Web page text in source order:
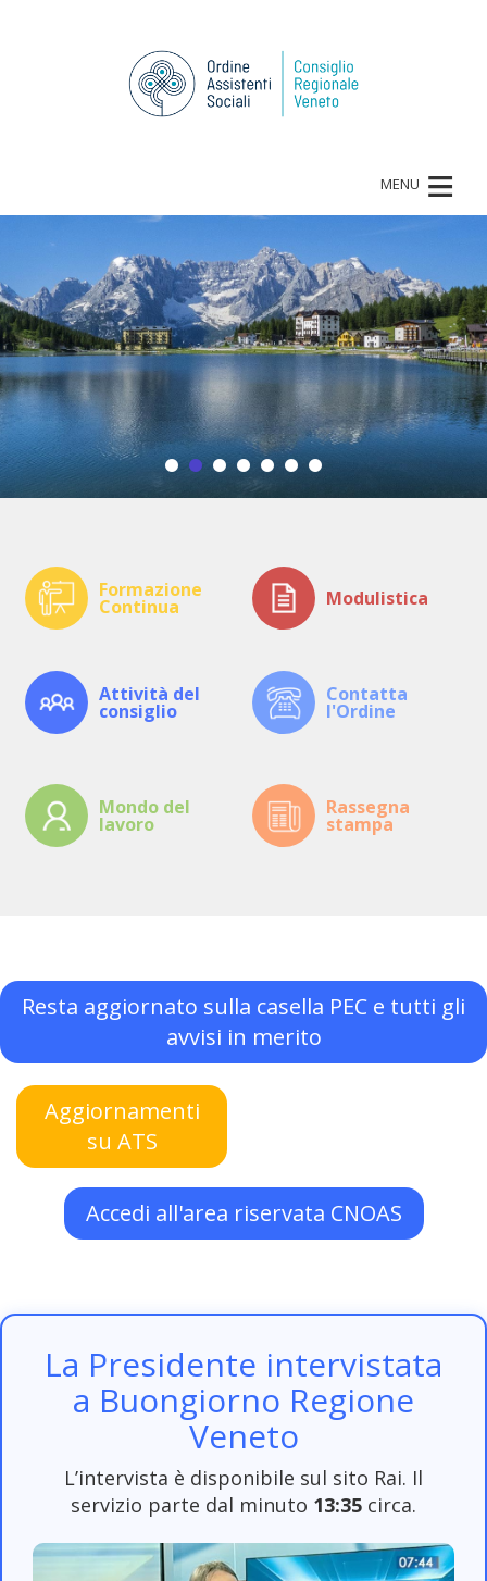
MENU ≡
Formazione
Continua
Attività del
consiglio
Modulistica
Contatta
l'Ordine
Mondo del
lavoro
Rassegna
stampa
Resta aggiornato sulla casella PEC e tutti gli
avvisi in merito
Aggiornamenti
su ATS
Accedi all'area riservata CNOAS
La Presidente intervistata
a Buongiorno Regione
Veneto
L’intervista è disponibile sul sito Rai. Il
servizio parte dal minuto 13:35 circa.